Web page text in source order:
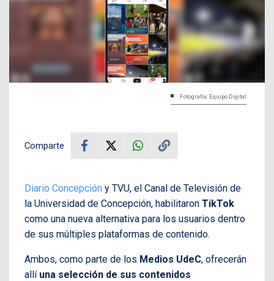
Fotografía: Equipo Digital
Comparte
Diario Concepción y TVU, el Canal de Televisión de
la Universidad de Concepción, habilitaron TikTok
como una nueva alternativa para los usuarios dentro
de sus múltiples plataformas de contenido.
Ambos, como parte de los Medios UdeC, ofrecerán
allí una selección de sus contenidos